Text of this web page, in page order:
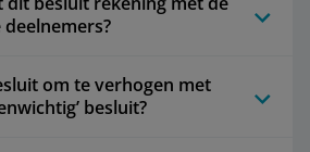
om te verhogen met
besluit?